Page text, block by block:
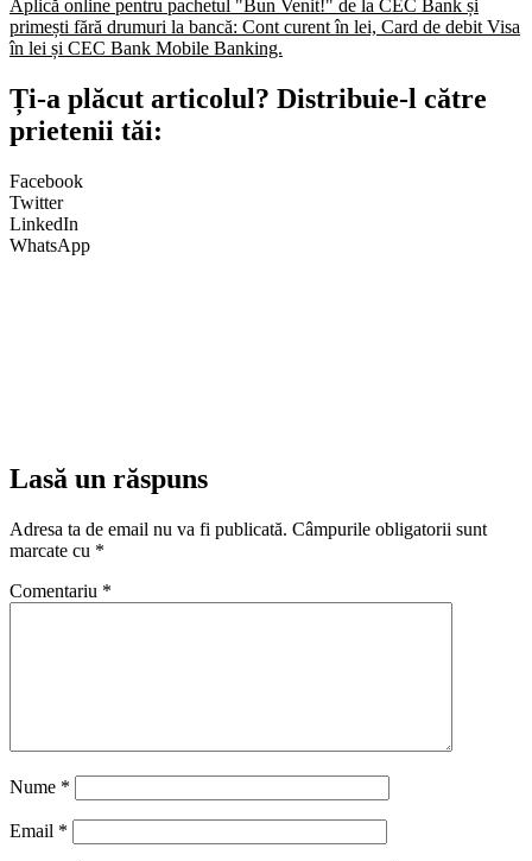
Aplică online pentru pachetul "Bun Venit!" de la CEC Bank și
primești fără drumuri la bancă: Cont curent în lei, Card de debit Visa
în lei și CEC Bank Mobile Banking.​
Ți-a plăcut articolul? Distribuie-l către
prietenii tăi:
Facebook
Twitter
LinkedIn
WhatsApp
Lasă un răspuns
Adresa ta de email nu va fi publicată. Câmpurile obligatorii sunt
marcate cu *
Comentariu *
Nume *
Email *